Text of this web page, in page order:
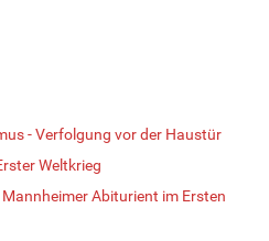
- Verfolgung vor der Haustür
Weltkrieg
Mannheimer Abiturient im Ersten